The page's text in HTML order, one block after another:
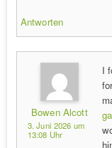
Antworten
Bowen Alcott
3. Juni 2026 um
13:08 Uhr
I